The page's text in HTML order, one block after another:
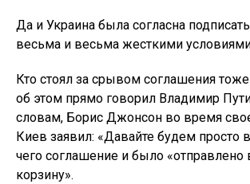
Да и Украина была согласна
весьма и весьма жесткими
Кто стоял за срывом соглашения
об этом прямо говорил Владимир
словам, Борис Джонсон во время
Киев заявил: «Давайте будем просто
чего соглашение и было
корзину».